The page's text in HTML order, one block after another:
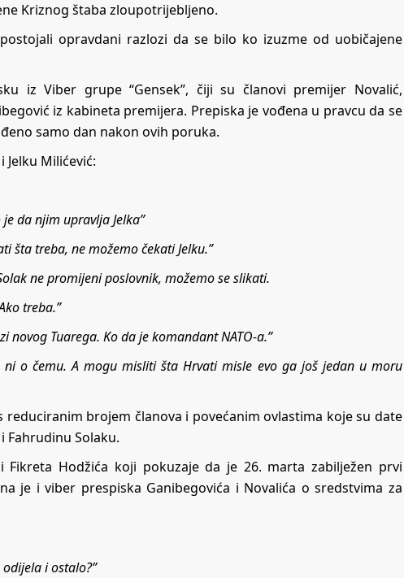
Kriznog štaba zloupotrijebljeno.
opravdani razlozi da se bilo ko izuzme od uobičajene
iz Viber grupe “Gensek”, čiji su članovi premijer Novalić,
iz kabineta premijera. Prepiska je vođena u pravcu da se
samo dan nakon ovih poruka.
Milićević:
da njim upravlja Jelka”
šta treba, ne možemo čekati Jelku.”
ne promijeni poslovnik, možemo se slikati.
treba.”
novog Tuarega. Ko da je komandant NATO-a.”
o čemu. A mogu misliti šta Hrvati misle evo ga još jedan u moru
brojem članova i povećanim ovlastima koje su date
Fahrudinu Solaku.
Hodžića koji pokuzaje da je 26. marta zabilježen prvi
je i viber prespiska Ganibegovića i Novalića o sredstvima za
i ostalo?”